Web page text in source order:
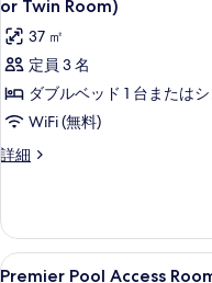
示
す
る
ュ
ー
(Premier
Pool
View
Double
Room)
の
ー
ル
ュ
ー
Pool
Twin
Room)
の
ッ
ク
ス
ル
ー
ー
ル
or Twin Room)
37 ㎡
定員 3 名
ダブルベッド 1 台または
WiFi (無料)
詳細
デ
ス
ル
ー
Premier
5
Premier Pool Access